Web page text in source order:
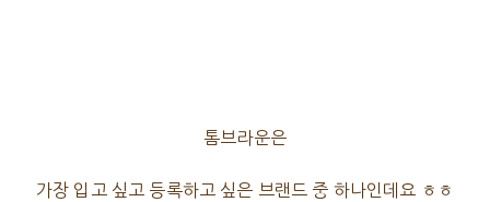
톰브라운은
가장 입고 싶고 등록하고 싶은 브랜드 중 하나인데요 ㅎㅎ